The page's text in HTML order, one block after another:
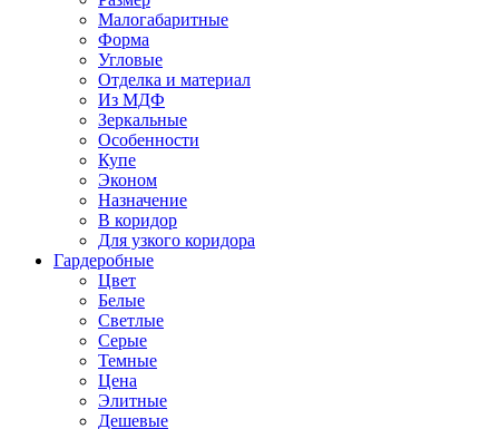
Малогабаритные
Форма
Угловые
Отделка и материал
Из МДФ
Зеркальные
Особенности
Купе
Эконом
Назначение
В коридор
Для узкого коридора
Гардеробные
Цвет
Белые
Светлые
Серые
Темные
Цена
Элитные
Дешевые